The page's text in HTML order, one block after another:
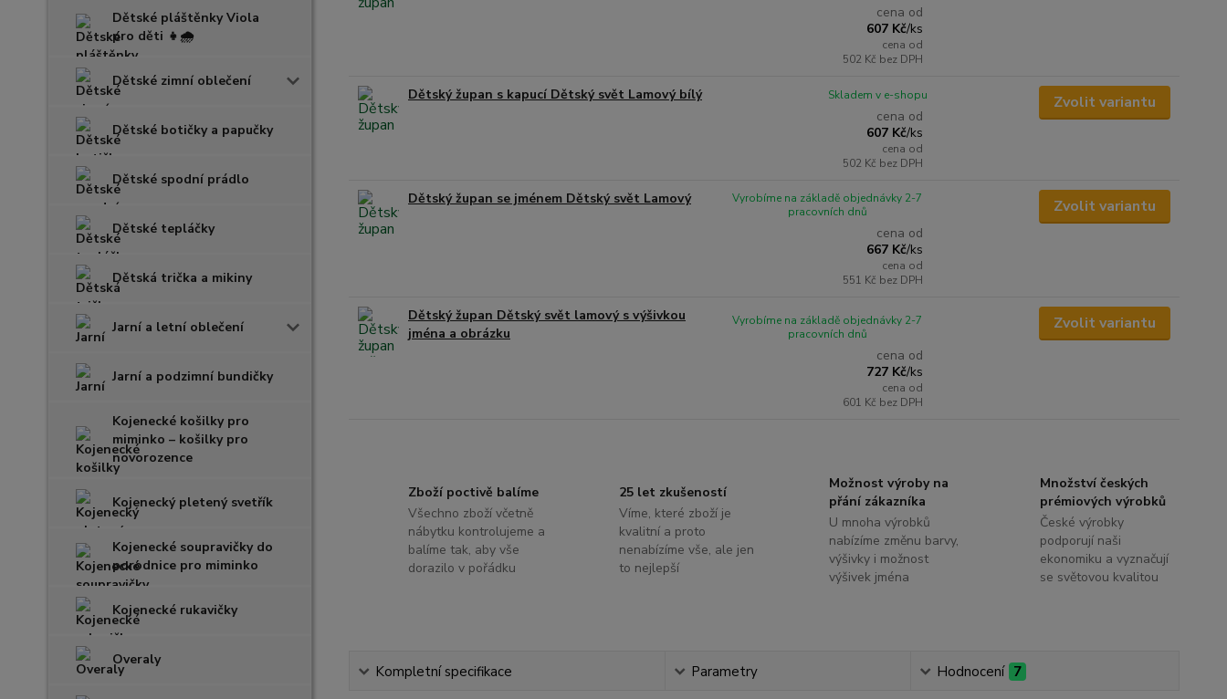
Dětské pláštěnky Viola
pro děti 👧🌧️
Dětské zimní oblečení
Dětské botičky a papučky
Dětské spodní prádlo
Dětské tepláčky
Dětská trička a mikiny
Jarní a letní oblečení
Jarní a podzimní bundičky
Kojenecké košilky pro
miminko – košilky pro
novorozence
Kojenecký pletený svetřík
Kojenecké soupravičky do
porodnice pro miminko
Kojenecké rukavičky
Overaly
cena od
607 Kč/ks
cena od
502 Kč bez DPH
Dětský župan s kapucí Dětský svět Lamový bílý
cena od
607 Kč/ks
cena od
502 Kč bez DPH
Skladem v e-shopu Zvolit variantu
Dětský župan se jménem Dětský svět Lamový
cena od
667 Kč/ks
cena od
551 Kč bez DPH
Vyrobíme na základě objednávky 2-7
pracovních dnů
Zvolit variantu
Dětský župan Dětský svět lamový s výšivkou
jména a obrázku
cena od
727 Kč/ks
cena od
601 Kč bez DPH
Vyrobíme na základě objednávky 2-7
pracovních dnů
Zvolit variantu
Zboží poctivě balíme
Všechno zboží včetně
nábytku kontrolujeme a
balíme tak, aby vše
dorazilo v pořádku
25 let zkušeností
Víme, které zboží je
kvalitní a proto
nenabízíme vše, ale jen
to nejlepší
Možnost výroby na
přání zákazníka
U mnoha výrobků
nabízíme změnu barvy,
výšivky i možnost
výšivek jména
Množství českých
prémiových výrobků
České výrobky
podporují naši
ekonomiku a vyznačují
se světovou kvalitou
Kompletní specifikace Parametry Hodnocení 7